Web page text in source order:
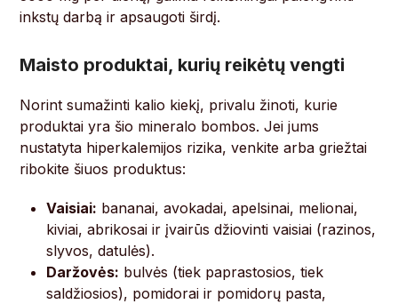
inkstų darbą ir apsaugoti širdį.
Maisto produktai, kurių reikėtų vengti
Norint sumažinti kalio kiekį, privalu žinoti, kurie
produktai yra šio mineralo bombos. Jei jums
nustatyta hiperkalemijos rizika, venkite arba griežtai
ribokite šiuos produktus:
Vaisiai: bananai, avokadai, apelsinai, melionai,
kiviai, abrikosai ir įvairūs džiovinti vaisiai (razinos,
slyvos, datulės).
Daržovės: bulvės (tiek paprastosios, tiek
saldžiosios), pomidorai ir pomidorų pasta,